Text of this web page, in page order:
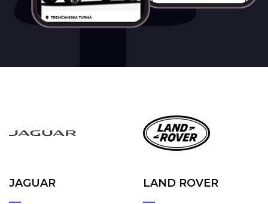
JAGUAR LAND ROVER